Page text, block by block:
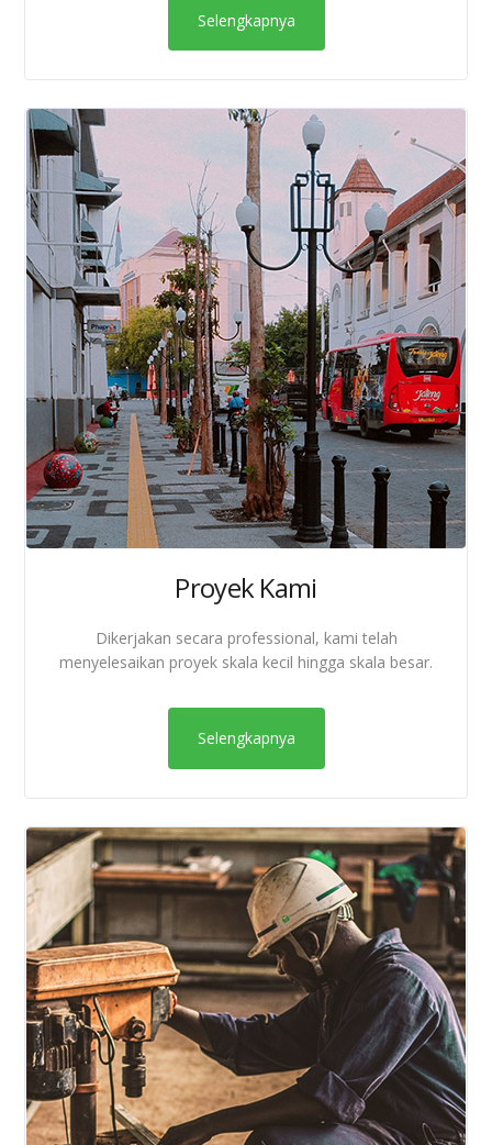
Selengkapnya
Proyek Kami
Dikerjakan secara professional, kami telah
menyelesaikan proyek skala kecil hingga skala besar.
Selengkapnya